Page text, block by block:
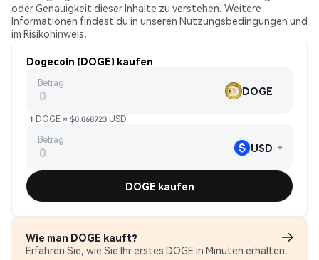
oder Genauigkeit dieser Inhalte zu verstehen. Weitere
Informationen findest du in unseren Nutzungsbedingungen und
im Risikohinweis.
Dogecoin (DOGE) kaufen
Betrag
DOGE
1 DOGE ≈ $0.068723 USD
Betrag
USD
DOGE kaufen
Wie man DOGE kauft?
Erfahren Sie, wie Sie Ihr erstes DOGE in Minuten erhalten.